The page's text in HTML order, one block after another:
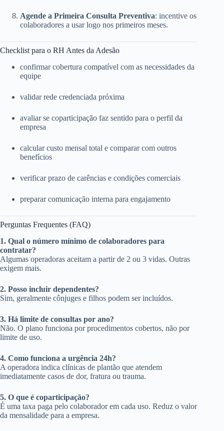
Agende a Primeira Consulta Preventiva: incentive os
colaboradores a usar logo nos primeiros meses.
Checklist para o RH Antes da Adesão
confirmar cobertura compatível com as necessidades da
equipe
validar rede credenciada próxima
avaliar se coparticipação faz sentido para o perfil da
empresa
calcular custo mensal total e comparar com outros
benefícios
verificar prazo de carências e condições comerciais
preparar comunicação interna para engajamento
Perguntas Frequentes (FAQ)
1. Qual o número mínimo de colaboradores para
contratar?
Algumas operadoras aceitam a partir de 2 ou 3 vidas. Outras
exigem mais.
2. Posso incluir dependentes?
Sim, geralmente cônjuges e filhos podem ser incluídos.
3. Há limite de consultas por ano?
Não. O plano funciona por procedimentos cobertos, não por
limite de uso.
4. Como funciona a urgência 24h?
A operadora indica clínicas de plantão que atendem
imediatamente casos de dor, fratura ou trauma.
5. O que é coparticipação?
É uma taxa paga pelo colaborador em cada uso. Reduz o valor
da mensalidade para a empresa.